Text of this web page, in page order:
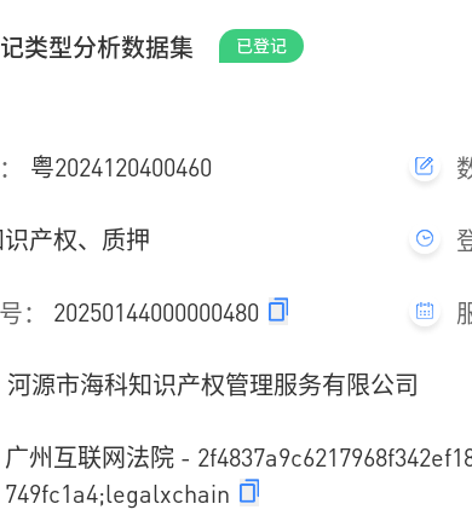
类型分析数据集 已登记
粤2024120400460
识产权、质押
： 20250144000000480
河源市海科知识产权管理服务有限公司
广州互联网法院 -
749fc1a4;legalxchain